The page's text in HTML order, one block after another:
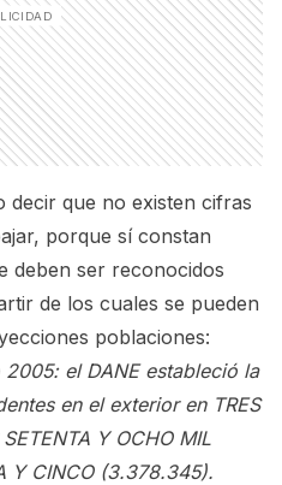
decir que no existen cifras
porque sí constan
deben ser reconocidos
de los cuales se pueden
poblaciones:
el DANE estableció la
en el exterior en TRES
Y OCHO MIL
Y CINCO (3.378.345).